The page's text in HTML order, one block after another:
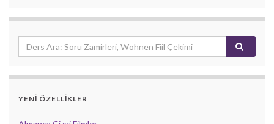
YENİ ÖZELLİKLER